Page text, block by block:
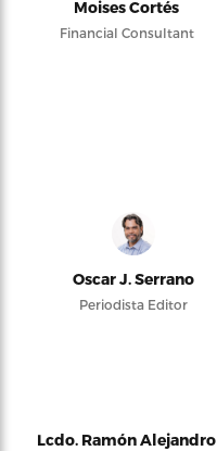
Moises Cortés
Financial Consultant
Oscar J. Serrano
Periodista Editor
Lcdo. Ramón Alejandro